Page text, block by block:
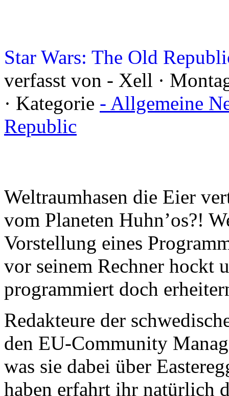
Star Wars: The Old
verfasst von - Xell ·
· Kategorie - Allgemeine
Republic
Weltraumhasen die Eier
vom Planeten Huhn’os?!
Vorstellung eines
vor seinem Rechner hockt
programmiert doch
Redakteure der
den EU-Community
was sie dabei über
haben erfahrt ihr natürlich